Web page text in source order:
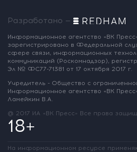
Разработано —
Информационное агентство «ВК
зарегистрировано в Федеральной
сфере связи, информационных
коммуникаций (Роскомнадзор),
Эл № ФС77-71381 от 17 октября 2017 г.
Учредитель - Общество с
Информационное агентство «ВК
Ламейкин В.А.
@ 2017 ИА «ВК Пресс» Все права
18+
На информационном ресурсе